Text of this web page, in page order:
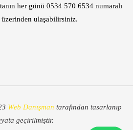
her günü 0534 570 6534 numaralı
ulaşabilirsiniz.
Web Danışman tarafından tasarlanıp
geçirilmiştir.